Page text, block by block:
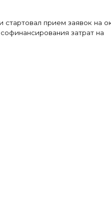
стартовал прием заявок на
затрат на